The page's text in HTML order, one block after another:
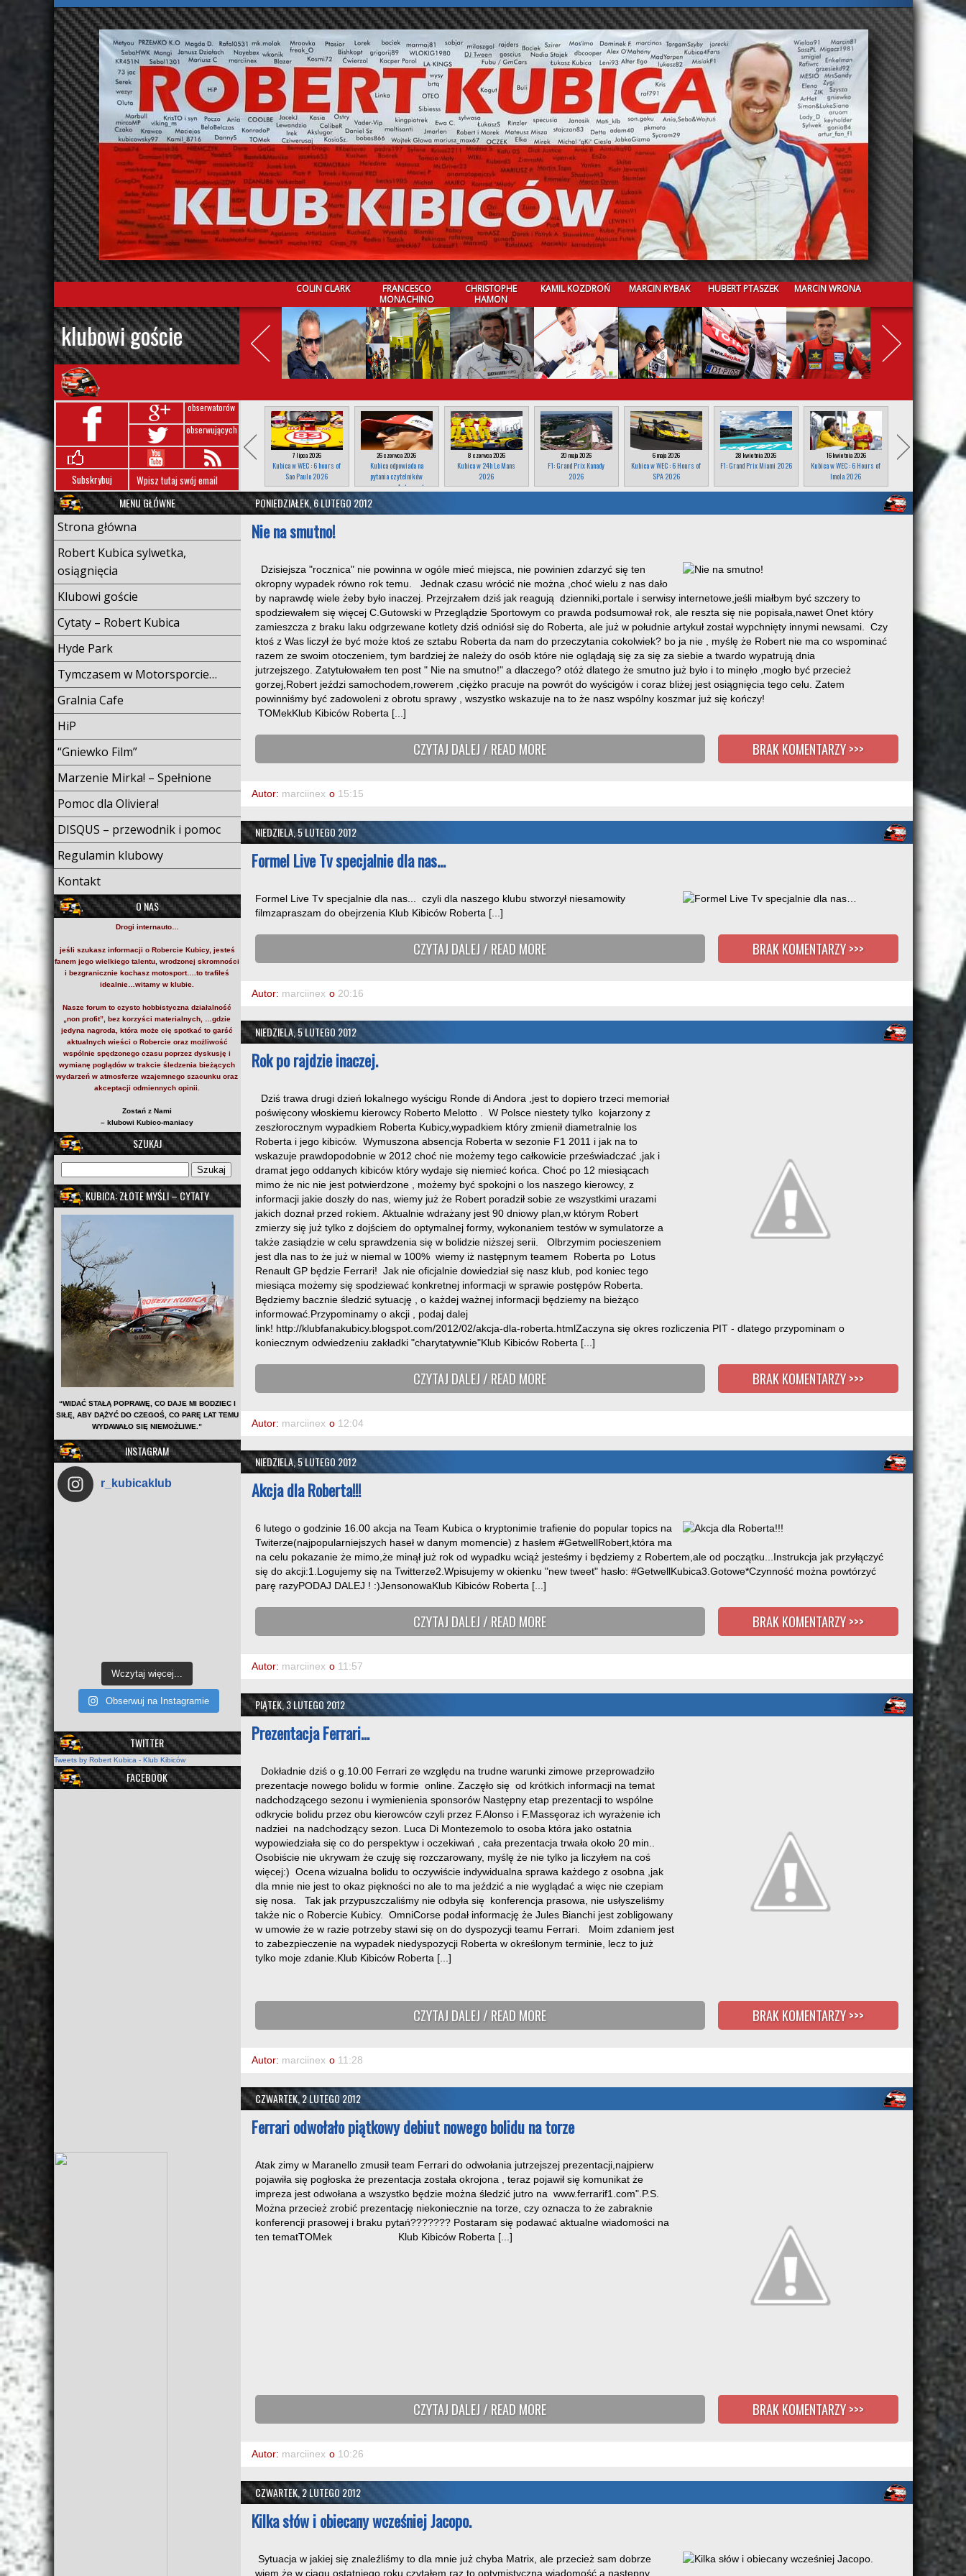
klubowi goście
COLIN CLARK
FRANCESCO
MONACHINO
CHRISTOPHE
HAMON
KAMIL KOZDROŃ MARCIN RYBAK HUBERT PTASZEK MARCIN WRONA CRISTIAN GUAZZINI
obserwatorów
obserwujących
Subskrybuj
7 lipca 2026
Kubica w WEC : 6 hours of
Sao Paulo 2026
26 czerwca 2026
Kubica odpowiada na
pytania czytelników
magazynu Autosport
8 czerwca 2026
Kubica w 24h Le Mans
2026
20 maja 2026
F1: Grand Prix Kanady
2026
6 maja 2026
Kubica w WEC : 6 Hours of
SPA 2026
28 kwietnia 2026
F1: Grand Prix Miami 2026
16 kwietnia 2026
Kubica w WEC : 6 Hours of
Imola 2026
25 marca 2026
F1: Grand Prix Japonii
2026
MENU GŁÓWNE
Strona główna
Robert Kubica sylwetka,
osiągnięcia
Klubowi goście
Cytaty – Robert Kubica
Hyde Park
Tymczasem w Motorsporcie…
Gralnia Cafe
HiP
“Gniewko Film”
Marzenie Mirka! – Spełnione
Pomoc dla Oliviera!
DISQUS – przewodnik i pomoc
Regulamin klubowy
Kontakt
O NAS
Drogi internauto…
jeśli szukasz informacji o Robercie Kubicy, jesteś
fanem jego wielkiego talentu, wrodzonej skromności
i bezgranicznie kochasz motosport….to trafiłeś
idealnie…witamy w klubie.
Nasze forum to czysto hobbistyczna działalność
„non profit”, bez korzyści materialnych, …gdzie
jedyna nagroda, która może cię spotkać to garść
aktualnych wieści o Robercie oraz możliwość
wspólnie spędzonego czasu poprzez dyskusję i
wymianę poglądów w trakcie śledzenia bieżących
wydarzeń w atmosferze wzajemnego szacunku oraz
akceptacji odmiennych opinii.
Zostań z Nami
– klubowi Kubico-maniacy
SZUKAJ
KUBICA: ZŁOTE MYŚLI – CYTATY
“WIDAĆ STAŁĄ POPRAWĘ, CO DAJE MI BODZIEC I
SIŁĘ, ABY DĄŻYĆ DO CZEGOŚ, CO PARĘ LAT TEMU
WYDAWAŁO SIĘ NIEMOŻLIWE.”
INSTAGRAM
r_kubicaklub
Wczytaj więcej...
Obserwuj na Instagramie
TWITTER
Tweets by Robert Kubica - Klub Kibiców
FACEBOOK
PONIEDZIAŁEK, 6 LUTEGO 2012
Nie na smutno!
Dzisiejsza "rocznica" nie powinna w ogóle mieć miejsca, nie powinien zdarzyć się ten
okropny wypadek równo rok temu. Jednak czasu wrócić nie można ,choć wielu z nas dało
by naprawdę wiele żeby było inaczej. Przejrzałem dziś jak reagują dzienniki,portale i serwisy internetowe,jeśli miałbym być szczery to
spodziewałem się więcej C.Gutowski w Przeglądzie Sportowym co prawda podsumował rok, ale reszta się nie popisała,nawet Onet który
zamieszcza z braku laku odgrzewane kotlety dziś odniósł się do Roberta, ale już w południe artykuł został wypchnięty innymi newsami. Czy
ktoś z Was liczył że być może ktoś ze sztabu Roberta da nam do przeczytania cokolwiek? bo ja nie , myślę że Robert nie ma co wspominać
razem ze swoim otoczeniem, tym bardziej że należy do osób które nie oglądają się za się za siebie a twardo wypatrują dnia
jutrzejszego. Zatytułowałem ten post " Nie na smutno!" a dlaczego? otóż dlatego że smutno już było i to minęło ,mogło być przecież
gorzej,Robert jeździ samochodem,rowerem ,ciężko pracuje na powrót do wyścigów i coraz bliżej jest osiągnięcia tego celu. Zatem
powinniśmy być zadowoleni z obrotu sprawy , wszystko wskazuje na to że nasz wspólny koszmar już się kończy!
TOMekKlub Kibiców Roberta [...]
CZYTAJ DALEJ / READ MORE BRAK KOMENTARZY >>>
Autor: marciinex o15:15
NIEDZIELA, 5 LUTEGO 2012
Formel Live Tv specjalnie dla nas…
Formel Live Tv specjalnie dla nas... czyli dla naszego klubu stworzył niesamowity
filmzapraszam do obejrzenia Klub Kibiców Roberta [...]
CZYTAJ DALEJ / READ MORE BRAK KOMENTARZY >>>
Autor: marciinex o20:16
NIEDZIELA, 5 LUTEGO 2012
Rok po rajdzie inaczej.
Dziś trawa drugi dzień lokalnego wyścigu Ronde di Andora ,jest to dopiero trzeci memoriał
poświęcony włoskiemu kierowcy Roberto Melotto . W Polsce niestety tylko kojarzony z
zeszłorocznym wypadkiem Roberta Kubicy,wypadkiem który zmienił diametralnie los
Roberta i jego kibiców. Wymuszona absencja Roberta w sezonie F1 2011 i jak na to
wskazuje prawdopodobnie w 2012 choć nie możemy tego całkowicie przeświadczać ,jak i
dramat jego oddanych kibiców który wydaje się niemieć końca. Choć po 12 miesiącach
mimo że nic nie jest potwierdzone , możemy być spokojni o los naszego kierowcy, z
informacji jakie doszły do nas, wiemy już że Robert poradził sobie ze wszystkimi urazami
jakich doznał przed rokiem. Aktualnie wdrażany jest 90 dniowy plan,w którym Robert
zmierzy się już tylko z dojściem do optymalnej formy, wykonaniem testów w symulatorze a
także zasiądzie w celu sprawdzenia się w bolidzie niższej serii. Olbrzymim pocieszeniem
jest dla nas to że już w niemal w 100% wiemy iż następnym teamem Roberta po Lotus
Renault GP będzie Ferrari! Jak nie oficjalnie dowiedział się nasz klub, pod koniec tego
miesiąca możemy się spodziewać konkretnej informacji w sprawie postępów Roberta.
Będziemy bacznie śledzić sytuację , o każdej ważnej informacji będziemy na bieżąco
informować.Przypominamy o akcji , podaj dalej
link! http://klubfanakubicy.blogspot.com/2012/02/akcja-dla-roberta.htmlZaczyna się okres rozliczenia PIT - dlatego przypominam o
koniecznym odwiedzeniu zakładki "charytatywnie"Klub Kibiców Roberta [...]
CZYTAJ DALEJ / READ MORE BRAK KOMENTARZY >>>
Autor: marciinex o12:04
NIEDZIELA, 5 LUTEGO 2012
Akcja dla Roberta!!!
6 lutego o godzinie 16.00 akcja na Team Kubica o kryptonimie trafienie do popular topics na
Twiterze(najpopularniejszych haseł w danym momencie) z hasłem #GetwellRobert,która ma
na celu pokazanie że mimo,że minął już rok od wypadku wciąż jesteśmy i będziemy z Robertem,ale od początku...Instrukcja jak przyłączyć
się do akcji:1.Logujemy się na Twitterze2.Wpisujemy w okienku "new tweet" hasło: #GetwellKubica3.Gotowe*Czynność można powtórzyć
parę razyPODAJ DALEJ ! :)JensonowaKlub Kibiców Roberta [...]
CZYTAJ DALEJ / READ MORE BRAK KOMENTARZY >>>
Autor: marciinex o11:57
PIĄTEK, 3 LUTEGO 2012
Prezentacja Ferrari…
Dokładnie dziś o g.10.00 Ferrari ze względu na trudne warunki zimowe przeprowadziło
prezentacje nowego bolidu w formie online. Zaczęło się od krótkich informacji na temat
nadchodzącego sezonu i wymienienia sponsorów Następny etap prezentacji to wspólne
odkrycie bolidu przez obu kierowców czyli przez F.Alonso i F.Massęoraz ich wyrażenie ich
nadziei na nadchodzący sezon. Luca Di Montezemolo to osoba która jako ostatnia
wypowiedziała się co do perspektyw i oczekiwań , cała prezentacja trwała około 20 min..
Osobiście nie ukrywam że czuję się rozczarowany, myślę że nie tylko ja liczyłem na coś
więcej:) Ocena wizualna bolidu to oczywiście indywidualna sprawa każdego z osobna ,jak
dla mnie nie jest to okaz piękności no ale to ma jeździć a nie wyglądać a więc nie czepiam
się nosa. Tak jak przypuszczaliśmy nie odbyła się konferencja prasowa, nie usłyszeliśmy
także nic o Robercie Kubicy. OmniCorse podał informację że Jules Bianchi jest zobligowany
w umowie że w razie potrzeby stawi się on do dyspozycji teamu Ferrari. Moim zdaniem jest
to zabezpieczenie na wypadek niedyspozycji Roberta w określonym terminie, lecz to już
tylko moje zdanie.Klub Kibiców Roberta [...]
CZYTAJ DALEJ / READ MORE BRAK KOMENTARZY >>>
Autor: marciinex o11:28
CZWARTEK, 2 LUTEGO 2012
Ferrari odwołało piątkowy debiut nowego bolidu na torze
Atak zimy w Maranello zmusił team Ferrari do odwołania jutrzejszej prezentacji,najpierw
pojawiła się pogłoska że prezentacja została okrojona , teraz pojawił się komunikat że
impreza jest odwołana a wszystko będzie można śledzić jutro na www.ferrarif1.com".P.S.
Można przecież zrobić prezentację niekoniecznie na torze, czy oznacza to że zabraknie
konferencji prasowej i braku pytań??????? Postaram się podawać aktualne wiadomości na
ten tematTOMek Klub Kibiców Roberta [...]
CZYTAJ DALEJ / READ MORE BRAK KOMENTARZY >>>
Autor: marciinex o10:26
CZWARTEK, 2 LUTEGO 2012
Kilka słów i obiecany wcześniej Jacopo.
Sytuacja w jakiej się znaleźliśmy to dla mnie już chyba Matrix, ale przecież sam dobrze
wiem że w ciągu ostatniego roku czytałem raz to optymistyczną wiadomość a następny